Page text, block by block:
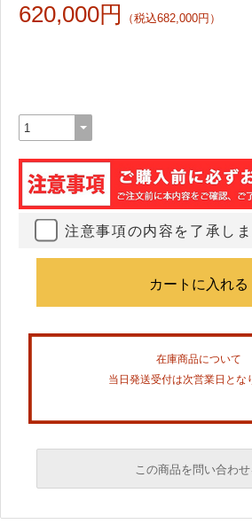
620,000円 （税込682,000円）
注意事項の内容を了承し
在庫商品について
当日発送受付は次営業日とな
この商品を問い合わせ